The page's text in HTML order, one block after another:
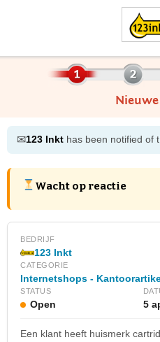
✉123 Inkt has been notified of
Wacht op reactie
BEDRIJF
123 Inkt
CATEGORIE
Internetshops -
STATUS
Open 5
Een klant heeft huismerk